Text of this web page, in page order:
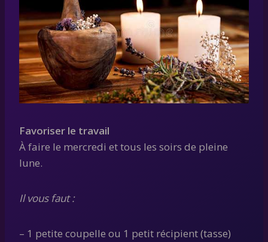
Favoriser le travail
À faire le mercredi et tous les soirs de pleine
lune.
Il vous faut :
– 1 petite coupelle ou 1 petit récipient (tasse)